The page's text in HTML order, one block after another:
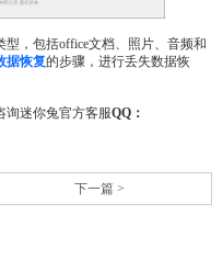
，包括office文档、照片、音频和
据恢复的步骤，进行丢失数据恢
询迷你兔官方客服QQ：
下一篇 >